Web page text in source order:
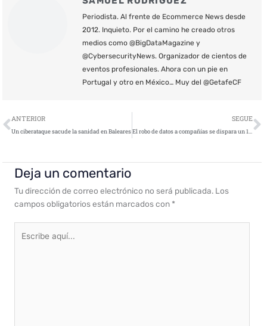
Periodista. Al frente de Ecommerce News desde
2012. Inquieto. Por el camino he creado otros
medios como @BigDataMagazine y
@CybersecurityNews. Organizador de cientos de
eventos profesionales. Ahora con un pie en
Portugal y otro en México… Muy del @GetafeCF
Ant
ANTERIOR
Un ciberataque sacude la sanidad en Baleares
SEGUE
El robo de datos a compañías se dispara un 151% en 2021
Deja un comentario
Tu dirección de correo electrónico no será publicada. Los
campos obligatorios están marcados con *
aquí...